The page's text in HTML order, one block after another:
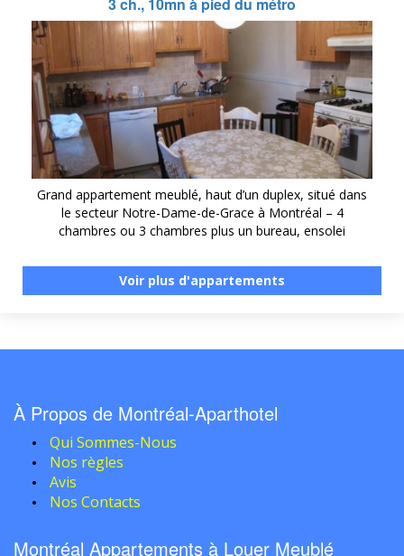
3 ch., 10mn à pied du métro
Grand appartement meublé, haut d’un duplex, situé dans
le secteur Notre-Dame-de-Grace à Montréal – 4
chambres ou 3 chambres plus un bureau, ensolei
Voir plus d'appartements
À Propos de Montréal-Aparthotel
Qui Sommes-Nous
Nos règles
Avis
Nos Contacts
Montréal Appartements à Louer Meublé